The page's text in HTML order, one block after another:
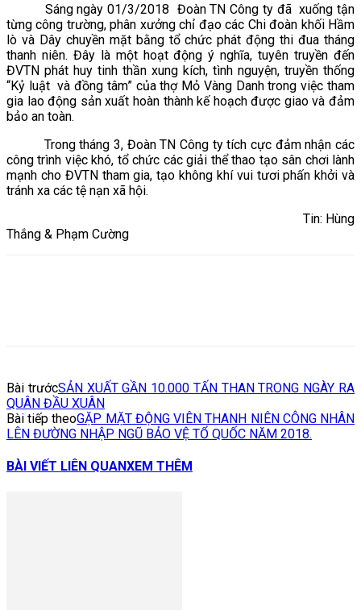
Sáng ngày 01/3/2018 Đoàn TN Công ty đã xuống tận
từng công trường, phân xưởng chỉ đạo các Chi đoàn khối Hầm
lò và Dây chuyền mặt bằng tổ chức phát động thi đua tháng
thanh niên. Đây là một hoạt động ý nghĩa, tuyên truyền đến
ĐVTN phát huy tinh thần xung kích, tình nguyện, truyền thống
“Kỷ luật và đồng tâm” của thợ Mỏ Vàng Danh trong việc tham
gia lao động sản xuất hoàn thành kế hoạch được giao và đảm
bảo an toàn.
Trong tháng 3, Đoàn TN Công ty tích cực đảm nhận các
công trình việc khó, tổ chức các giải thể thao tạo sân chơi lành
mạnh cho ĐVTN tham gia, tạo không khí vui tươi phấn khởi và
tránh xa các tệ nạn xã hội.
Tin: Hùng
Thắng & Phạm Cường
Bài trướcSẢN XUẤT GẦN 10.000 TẤN THAN TRONG NGÀY RA
QUÂN ĐẦU XUÂN
Bài tiếp theoGẶP MẶT ĐỘNG VIÊN THANH NIÊN CÔNG NHÂN
LÊN ĐƯỜNG NHẬP NGŨ BẢO VỆ TỔ QUỐC NĂM 2018.
BÀI VIẾT LIÊN QUANXEM THÊM